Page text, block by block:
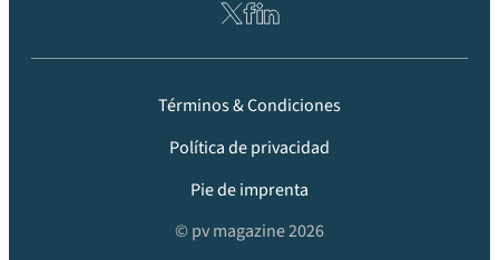
Términos & Condiciones
Política de privacidad
Pie de imprenta
© pv magazine 2026